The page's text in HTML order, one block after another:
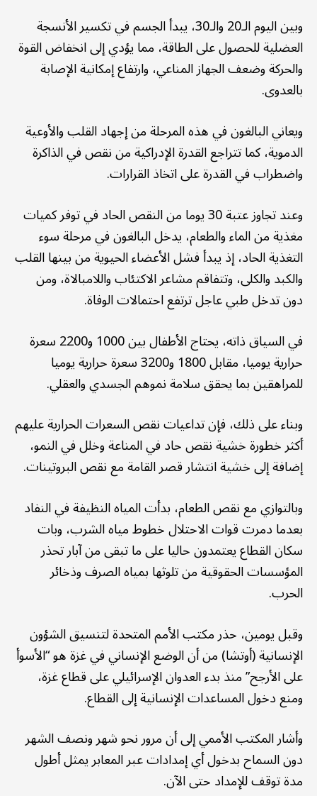
وبين اليوم الـ20 والـ30، يبدأ الجسم في تكسير الأنسجة
العضلية للحصول على الطاقة، مما يؤدي إلى انخفاض القوة
والحركة وضعف الجهاز المناعي، وارتفاع إمكانية الإصابة
بالعدوى.
ويعاني البالغون في هذه المرحلة من إجهاد القلب والأوعية
الدموية، كما تتراجع القدرة الإدراكية من نقص في الذاكرة
واضطراب في القدرة على اتخاذ القرارات.
وعند تجاوز عتبة 30 يوما من النقص الحاد في توفر كميات
مغذية من الماء والطعام، يدخل البالغون في مرحلة سوء
التغذية الحاد، إذ يبدأ فشل الأعضاء الحيوية من بينها القلب
والكبد والكلى، وتتفاقم مشاعر الاكتئاب واللامبالاة، ومن
دون تدخل طبي عاجل ترتفع احتمالات الوفاة.
في السياق ذاته، يحتاج الأطفال بين 1000 و2200 سعرة
حرارية يوميا، مقابل 1800 و3200 سعرة حرارية يوميا
للمراهقين بما يحقق سلامة نموهم الجسدي والعقلي.
وبناء على ذلك، فإن تداعيات نقص السعرات الحرارية عليهم
أكثر خطورة خشية نقص حاد في المناعة وخلل في النمو،
إضافة إلى خشية انتشار قصر القامة مع نقص البروتينات.
وبالتوازي مع نقص الطعام، بدأت المياه النظيفة في النفاد
بعدما دمرت قوات الاحتلال خطوط مياه الشرب، وبات
سكان القطاع يعتمدون حاليا على ما تبقى من آبار تحذر
المؤسسات الحقوقية من تلوثها بمياه الصرف وذخائر
الحرب.
وقبل يومين، حذر مكتب الأمم المتحدة لتنسيق الشؤون
الإنسانية (أوتشا) من أن الوضع الإنساني في غزة هو “الأسوأ
على الأرجح” منذ بدء العدوان الإسرائيلي على قطاع غزة،
ومنع دخول المساعدات الإنسانية إلى القطاع.
وأشار المكتب الأممي إلى أن مرور نحو شهر ونصف الشهر
دون السماح بدخول أي إمدادات عبر المعابر يمثل أطول
مدة توقف للإمداد حتى الآن.